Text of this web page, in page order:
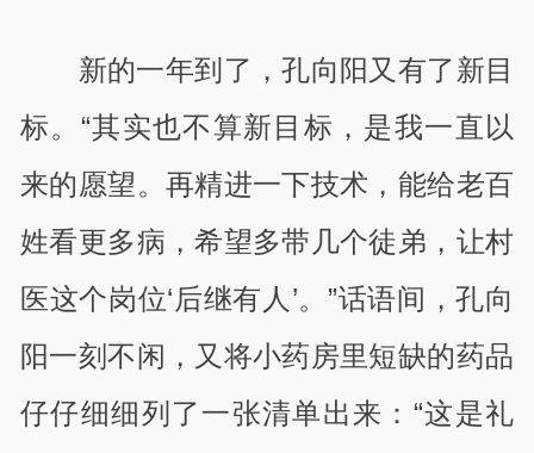
新的一年到了，孔向阳又有了新目
标。“其实也不算新目标，是我一直以
来的愿望。再精进一下技术，能给老百
姓看更多病，希望多带几个徒弟，让村
医这个岗位‘后继有人’。”话语间，孔向
阳一刻不闲，又将小药房里短缺的药品
仔仔细细列了一张清单出来：“这是礼